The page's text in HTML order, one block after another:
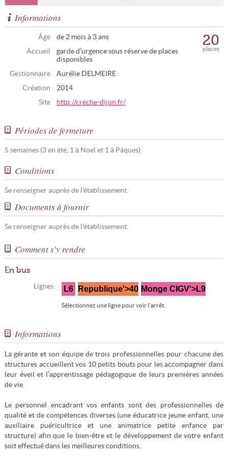
Informations
Âge
de 2 mois à 3 ans
Accueil
garde d’urgence sous réserve de places
disponibles
Gestionnaire
Aurélie DELMEIRE
Création
2014
Site
http://creche-dijon.fr/
places
20
Périodes de fermeture
5 semaines (3 en été, 1 à Noel et 1 à Pâques)
Conditions
Se renseigner auprès de l'établissement.
Documents à fournir
Se renseigner auprès de l'établissement.
Comment s'y rendre
En bus
Lignes: L6 Republique'>40 Monge CIGV'>L9
Sélectionnez une ligne pour voir l'arrêt.
Informations
La gérante et son équipe de trois professionnelles pour chacune des
structures accueillent vos 10 petits bouts pour les accompagner dans
leur éveil et l’apprentissage pédagogique de leurs premières années
de vie.
Le personnel encadrant vos enfants sont des professionnelles de
qualité et de compétences diverses (une éducatrice jeune enfant, une
auxiliaire puéricultrice et une animatrice petite enfance par
structure) afin que le bien-être et le développement de votre enfant
soit effectué dans les meilleures conditions.